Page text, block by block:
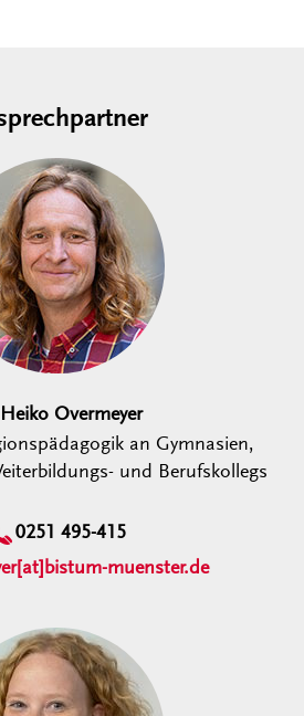
Overmeyer
an Gymnasien,
und Berufskollegs
0251 495-415
muenster.de